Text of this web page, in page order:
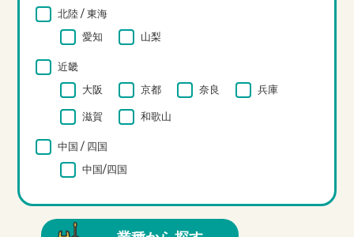
北陸 / 東海
愛知
山梨
近畿
大阪
京都 奈良 兵庫
滋賀 和歌山
中国 / 四国
中国/四国